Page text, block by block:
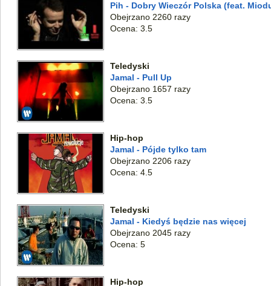
Pih - Dobry Wieczór Polska (feat.
Obejrzano 2260 razy
Ocena: 3.5
Teledyski
Jamal - Pull Up
Obejrzano 1657 razy
Ocena: 3.5
Hip-hop
Jamal - Pójde tylko tam
Obejrzano 2206 razy
Ocena: 4.5
Teledyski
Jamal - Kiedyś będzie nas więcej
Obejrzano 2045 razy
Ocena: 5
Hip-hop